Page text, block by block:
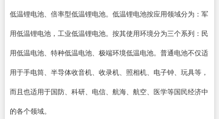
低温锂电池、倍率型低温锂电池。低温锂电池按应用领域分为：军
用低温锂电池，工业低温锂电池。按其使用环境分为三个系列：民
用低温电池、特种低温电池、极端环境低温电池。普通电池不仅适
用于手电筒、半导体收音机、收录机、照相机、电子钟、玩具等，
而且也适用于国防、科研、电信、航海、航空、医学等国民经济中
的各个领域。